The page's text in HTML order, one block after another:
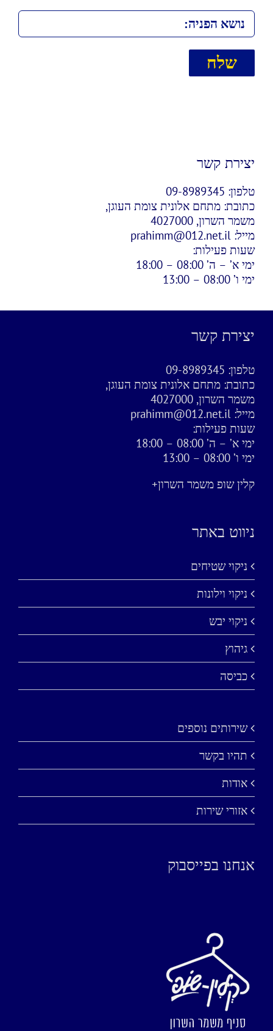
יצירת קשר
טלפון: 09-8989345
כתובת: מתחם אלונית צומת העוגן,
משמר השרון, 4027000
מייל: prahimm@012.net.il
שעות פעילות:
ימי א’ – ה’ 08:00 – 18:00
ימי ו’ 08:00 – 13:00
יצירת קשר
טלפון: 09-8989345
כתובת: מתחם אלונית צומת העוגן,
משמר השרון, 4027000
מייל: prahimm@012.net.il
שעות פעילות:
ימי א’ – ה’ 08:00 – 18:00
ימי ו’ 08:00 – 13:00
קלין שופ משמר השרון+
ניווט באתר
ניקוי שטיחים
ניקוי וילונות
ניקוי יבש
גיהוץ
כביסה
שירותים נוספים
תהיו בקשר
אודות
אזורי שירות
אנחנו בפייסבוק